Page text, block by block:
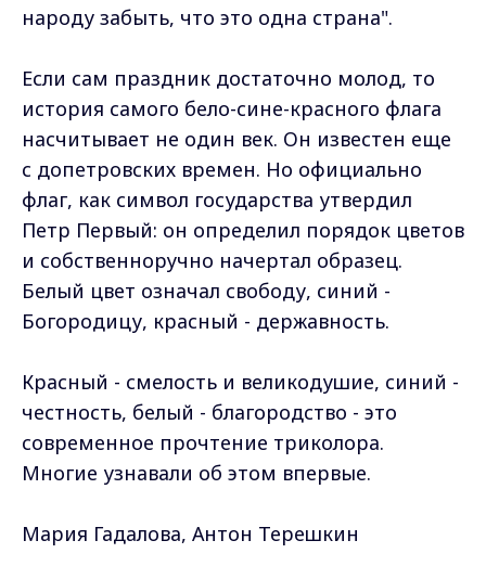
народу забыть, что это одна страна".
Если сам праздник достаточно молод, то
история самого бело-сине-красного флага
насчитывает не один век. Он известен еще
с допетровских времен. Но официально
флаг, как символ государства утвердил
Петр Первый: он определил порядок цветов
и собственноручно начертал образец.
Белый цвет означал свободу, синий -
Богородицу, красный - державность.
Красный - смелость и великодушие, синий -
честность, белый - благородство - это
современное прочтение триколора.
Многие узнавали об этом впервые.
Мария Гадалова, Антон Терешкин